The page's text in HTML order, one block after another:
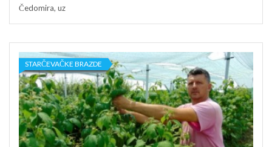
Čedomira, uz
STARČEVAČKE BRAZDE